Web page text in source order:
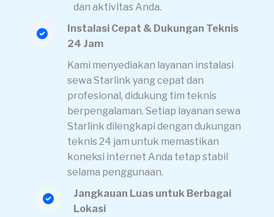
dan aktivitas Anda.
Instalasi Cepat & Dukungan Teknis
24 Jam
Kami menyediakan layanan instalasi
sewa Starlink yang cepat dan
profesional, didukung tim teknis
berpengalaman. Setiap layanan sewa
Starlink dilengkapi dengan dukungan
teknis 24 jam untuk memastikan
koneksi internet Anda tetap stabil
selama penggunaan.
Jangkauan Luas untuk Berbagai
Lokasi